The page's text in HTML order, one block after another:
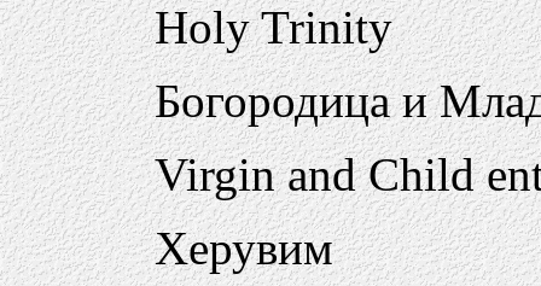
Holy Trinity
Богородица и
Virgin and Child
Херувим